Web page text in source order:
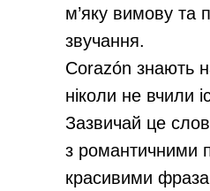
м’яку вимову та
звучання.
Corazón знають
ніколи не вчили
Зазвичай це
з романтичними
красивими